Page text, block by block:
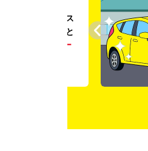
。ガソリンス
ラを活用すること
リー